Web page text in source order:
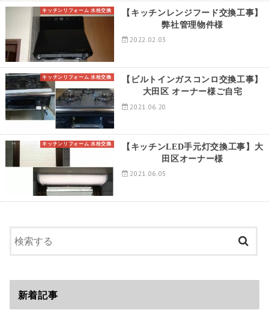
キッチンリフォーム 水栓交換
【キッチンレンジフード交換工事】
弊社管理物件様
2022.02.03
キッチンリフォーム 水栓交換
【ビルトインガスコンロ交換工事】
大田区 オーナー様ご自宅
2021.06.20
キッチンリフォーム 水栓交換
【キッチンLED手元灯交換工事】大
田区オーナー様
2021.06.05
新着記事